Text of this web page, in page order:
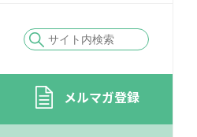
メルマガ登録